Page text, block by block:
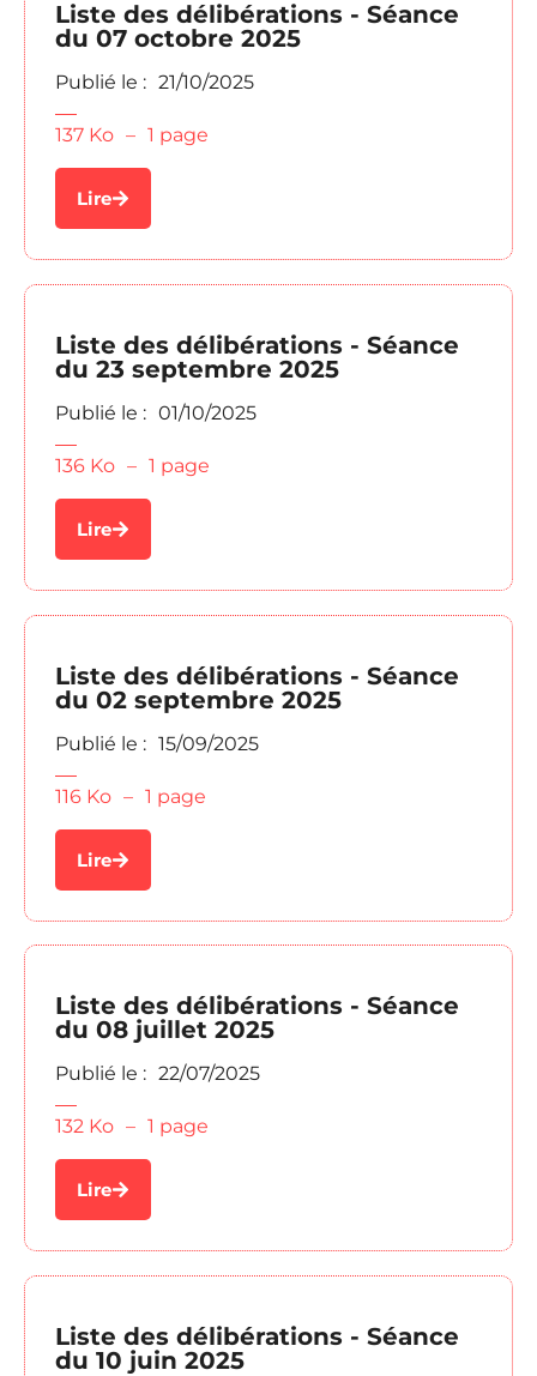
Liste des délibérations - Séance
du 07 octobre 2025
Publié le : 21/10/2025
137 Ko – 1 page
Lire
Liste des délibérations - Séance
du 23 septembre 2025
Publié le : 01/10/2025
136 Ko – 1 page
Lire
Liste des délibérations - Séance
du 02 septembre 2025
Publié le : 15/09/2025
116 Ko – 1 page
Lire
Liste des délibérations - Séance
du 08 juillet 2025
Publié le : 22/07/2025
132 Ko – 1 page
Lire
Liste des délibérations - Séance
du 10 juin 2025